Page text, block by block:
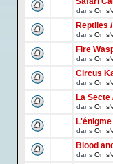
dans On
Reptiles
dans On
Fire
dans On
Circus
dans On
La
dans On
dans On
Blood
dans On